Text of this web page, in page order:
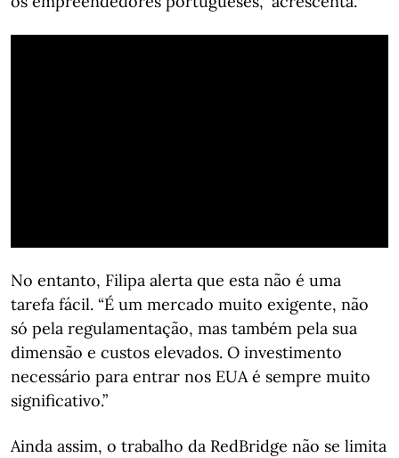
No entanto, Filipa alerta que esta não é uma
tarefa fácil. “É um mercado muito exigente, não
só pela regulamentação, mas também pela sua
dimensão e custos elevados. O investimento
necessário para entrar nos EUA é sempre muito
significativo.”
Ainda assim, o trabalho da RedBridge não se limita